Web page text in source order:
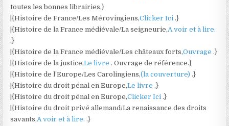
toutes les bonnes librairies.}
|{Histoire de France/Les Mérovingiens,Clicker Ici.}
|{Histoire de la France médiévale/La seigneurie,A voir et à lire.
.}
|{Histoire de la France médiévale/Les châteaux forts,Ouvrage.}
|{Histoire de la justice,Le livre. Ouvrage de référence.}
|{Histoire de l’Europe/Les Carolingiens,(la couverture).}
|{Histoire du droit pénal en Europe,Le livre.}
|{Histoire du droit pénal en Europe,Clicker Ici.}
|{Histoire du droit privé allemand/La renaissance des droits
savants,A voir et à lire..}